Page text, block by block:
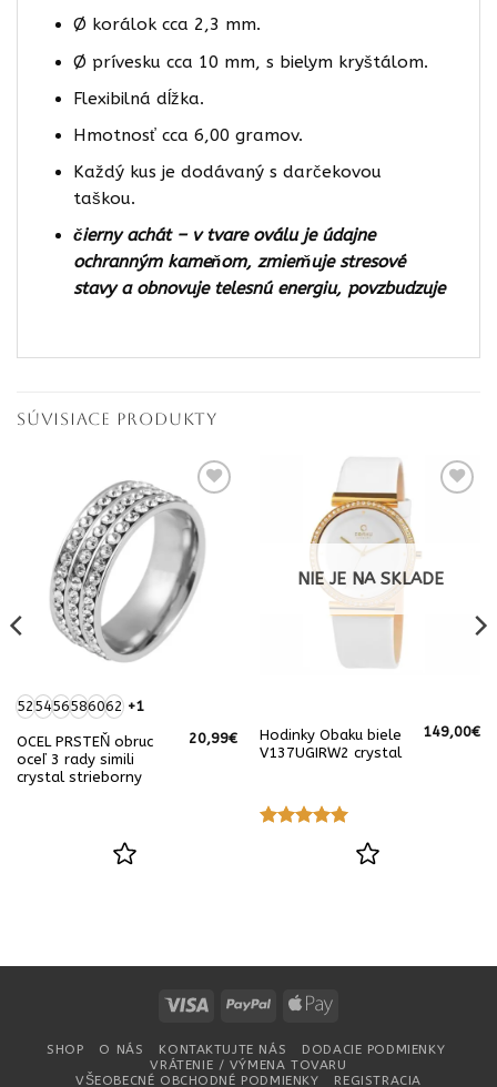
Ø korálok cca 2,3 mm.
Ø prívesku cca 10 mm, s bielym kryštálom.
Flexibilná dĺžka.
Hmotnosť cca 6,00 gramov.
Každý kus je dodávaný s darčekovou
taškou.
čierny achát – v tvare oválu je údajne
ochranným kameňom, zmierňuje stresové
stavy a obnovuje telesnú energiu, povzbudzuje
SÚVISIACE PRODUKTY
525456586062 +1
OCEL PRSTEŇ obruc
oceľ 3 rady simili
crystal strieborny
20,99€
NIE JE NA SKLADE
Hodinky Obaku biele
V137UGIRW2 crystal
149,00€
Visa PayPal
Apple
SHOP O NÁS KONTAKTUJTE NÁS
DODACIE PODMIENKY
VRÁTENIE / VÝMENA TOVARU
VŠEOBECNÉ OBCHODNÉ PODMIENKY
REGISTRACIA